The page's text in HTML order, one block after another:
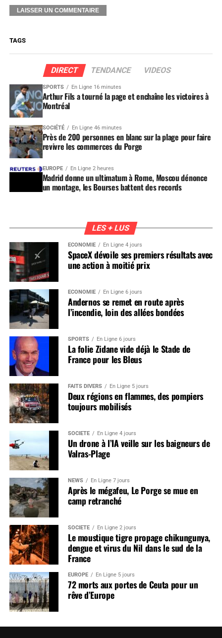
TAGS
DIRECT TENDANCE VIDEOS
SPORTS En Ligne 16 minutes
Arthur Fils a tourné la page et enchaîne les victoires à
Montréal
SOCIÉTÉ En Ligne 46 minutes
Près de 200 personnes en blanc sur la plage pour faire
revivre les commerces du Porge
EUROPE En Ligne 2 heures
Madrid donne un ultimatum à Rome, Moscou dénonce
un montage, les Bourses battent des records
LES + LUS
ÉCONOMIE En Ligne 4 jours
SpaceX dévoile ses premiers résultats avec
une action à moitié prix
ÉCONOMIE En Ligne 6 jours
Andernos se remet en route après
l’incendie, loin des allées bondées
SPORTS En Ligne 6 jours
La folie Zidane vide déjà le Stade de
France pour les Bleus
FAITS DIVERS En Ligne 5 jours
Deux régions en flammes, des pompiers
toujours mobilisés
SOCIÉTÉ En Ligne 4 jours
Un drone à l’IA veille sur les baigneurs de
Valras-Plage
NEWS En Ligne 7 jours
Après le mégafeu, Le Porge se mue en
camp retranché
SOCIÉTÉ En Ligne 2 jours
Le moustique tigre propage chikungunya,
dengue et virus du Nil dans le sud de la
France
EUROPE En Ligne 5 jours
72 morts aux portes de Ceuta pour un
rêve d’Europe